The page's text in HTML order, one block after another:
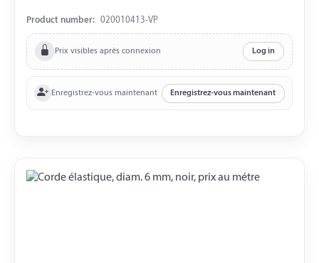
Product number: 020010413-VP
Prix visibles après connexion Log in
Enregistrez-vous maintenant Enregistrez-vous maintenant